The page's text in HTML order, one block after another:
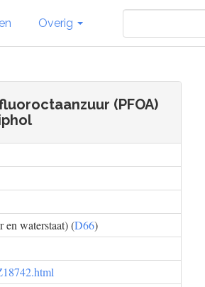
Overig
(PFOA)
en waterstaat) (D66)